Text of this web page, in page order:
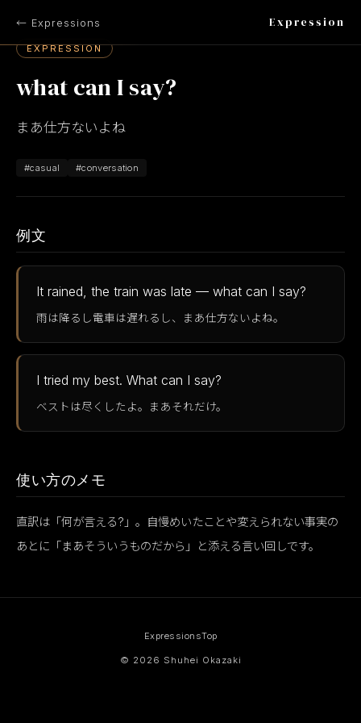
← Expressions Expression
EXPRESSION
what can I say?
まあ仕方ないよね
#casual #conversation
例文
It rained, the train was late — what can I say?
雨は降るし電車は遅れるし、まあ仕方ないよね。
I tried my best. What can I say?
ベストは尽くしたよ。まあそれだけ。
使い方のメモ
直訳は「何が言える?」。自慢めいたことや変えられない事実の
あとに「まあそういうものだから」と添える言い回しです。
ExpressionsTop
© 2026 Shuhei Okazaki